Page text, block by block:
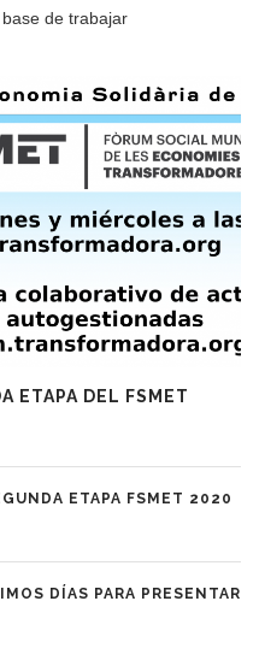
de trabajar
ETAPA DEL FSMET
ETAPA FSMET 2020
DÍAS PARA PRESENTAR